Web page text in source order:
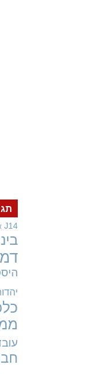
תגיות
J14
יהדות